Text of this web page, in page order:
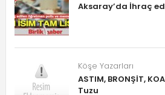
Aksaray’da İhraç
Köşe Yazarları
ASTIM, BRONŞİT,
Tuzu